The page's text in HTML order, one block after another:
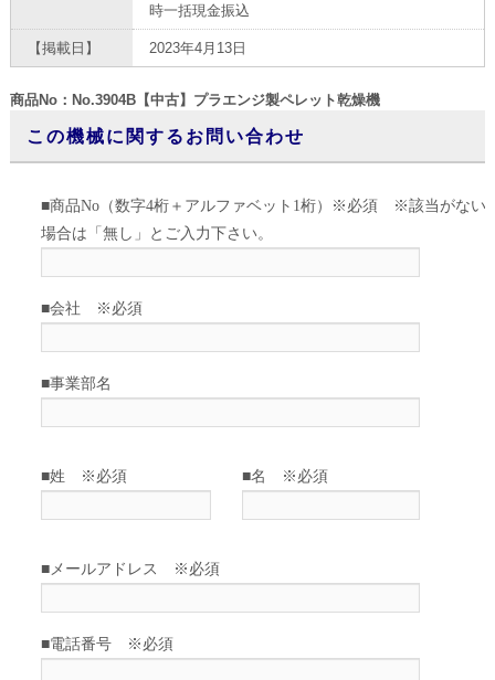
時一括現金振込
【掲載日】 2023年4月13日
商品No：No.3904B【中古】プラエンジ製ペレット乾燥機
この機械に関するお問い合わせ